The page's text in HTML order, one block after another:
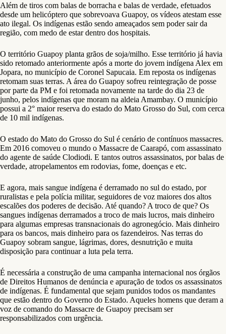
Além de tiros com balas de borracha e balas de verdade, efetuados
desde um helicóptero que sobrevoava Guapoy, os vídeos atestam esse
ato ilegal. Os indígenas estão sendo ameaçados sem poder sair da
região, com medo de estar dentro dos hospitais.
O território Guapoy planta grãos de soja/milho. Esse território já havia
sido retomado anteriormente após a morte do jovem indígena Alex em
Jopara, no município de Coronel Sapucaia. Em reposta os indígenas
retomam suas terras. A área do Guapoy sofreu reintegração de posse
por parte da PM e foi retomada novamente na tarde do dia 23 de
junho, pelos indígenas que moram na aldeia Amambay. O município
possui a 2° maior reserva do estado do Mato Grosso do Sul, com cerca
de 10 mil indígenas.
O estado do Mato do Grosso do Sul é cenário de contínuos massacres.
Em 2016 comoveu o mundo o Massacre de Caarapó, com assassinato
do agente de saúde Clodiodi. E tantos outros assassinatos, por balas de
verdade, atropelamentos em rodovias, fome, doenças e etc.
E agora, mais sangue indígena é derramado no sul do estado, por
ruralistas e pela polícia militar, seguidores de voz maiores dos altos
escalões dos poderes de decisão. Até quando? A troco de que? Os
sangues indígenas derramados a troco de mais lucros, mais dinheiro
para algumas empresas transnacionais do agronegócio. Mais dinheiro
para os bancos, mais dinheiro para os fazendeiros. Nas terras do
Guapoy sobram sangue, lágrimas, dores, desnutrição e muita
disposição para continuar a luta pela terra.
É necessária a construção de uma campanha internacional nos órgãos
de Direitos Humanos de denúncia e apuração de todos os assassinatos
de indígenas. É fundamental que sejam punidos todos os mandantes
que estão dentro do Governo do Estado. Aqueles homens que deram a
voz de comando do Massacre de Guapoy precisam ser
responsabilizados com urgência.